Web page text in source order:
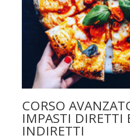
CORSO
IMPASTI DIRETTI
INDIRETTI